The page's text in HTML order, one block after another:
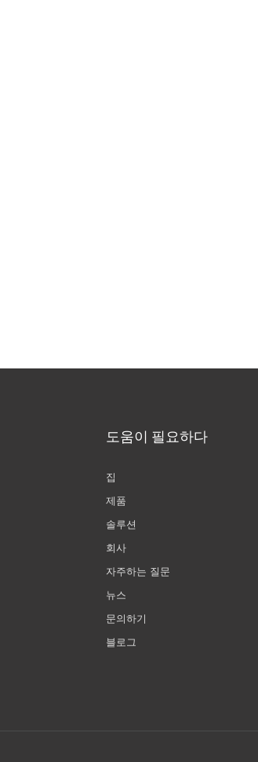
도움이 필요하다
집
제품
솔루션
회사
자주하는 질문
뉴스
문의하기
블로그